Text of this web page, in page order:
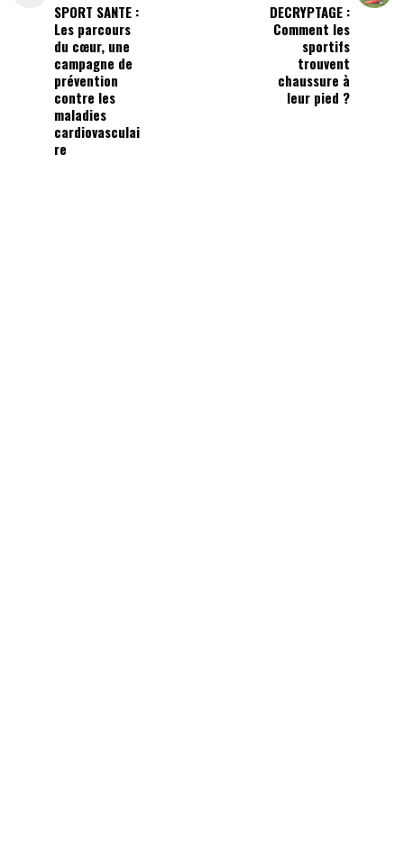
SPORT SANTE :
Les parcours
du cœur, une
campagne de
prévention
contre les
maladies
cardiovasculai
re
DECRYPTAGE :
Comment les
sportifs
trouvent
chaussure à
leur pied ?